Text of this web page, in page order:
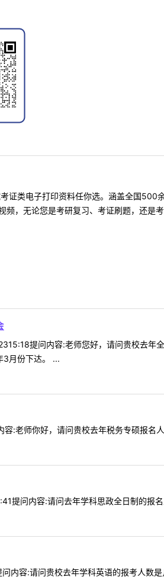
证类电子打印资料任你选。涵盖全国
频，无论您是考研复习、考证刷题，还是
提问内容:老师您好，请问贵校去年
3月份下达。 ...
老师你好，请问贵校去年税务专硕报名
问内容:请问去年学科思政全日制的报
容:请问贵校去年学科英语的报考人数